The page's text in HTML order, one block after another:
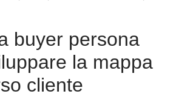
buyer persona
la mappa
cliente